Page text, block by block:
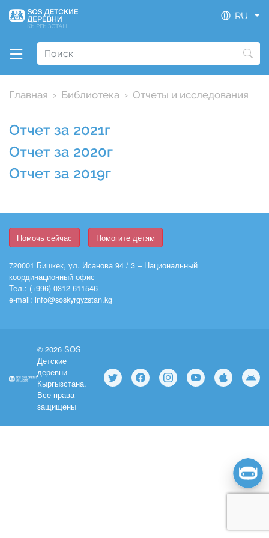
RU
Главная Библиотека Отчеты и исследования
Отчет за 2021г
Отчет за 2020г
Отчет за 2019г
Помочь сейчас Помогите детям
720001 Бишкек, ул. Исанова 94 / 3 – Национальный
координационный офис
Тел.: (+996) 0312 611546
e-mail: info@soskyrgyzstan.kg
© 2026 SOS
Детские
деревни
Кыргызстана.
Все права
защищены